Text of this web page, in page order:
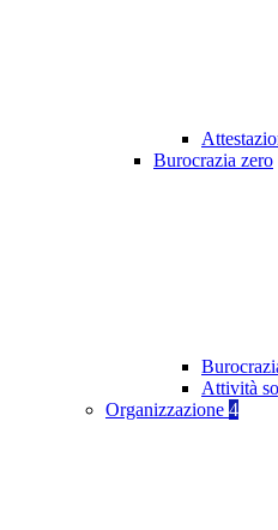
Burocrazia zero
Attività
Organizzazione 4